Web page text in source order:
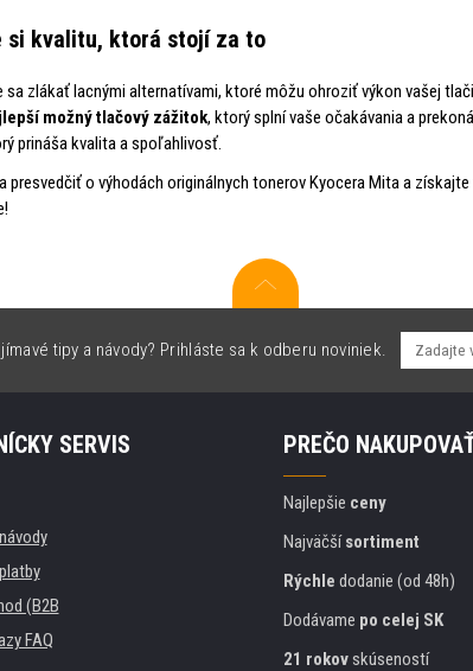
si kvalitu, ktorá stojí za to
sa zlákať lacnými alternatívami, ktoré môžu ohroziť výkon vašej
možný tlačový zážitok, ktorý splní vaše očakávania a
prináša kvalita a spoľahlivosť.
presvedčiť o výhodách originálnych tonerov Kyocera Mita a
tipy a návody? Prihláste sa k odberu noviniek.
SERVIS
(B2B
FAQ
PREČO
Najlepšie ceny
Najväčšísortiment
Rýchle dodanie (od 48h)
Dodávame po celej SK
21 rokovskúseností